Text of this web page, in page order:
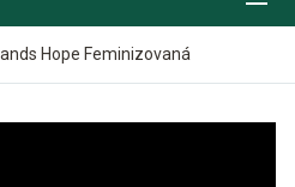
Hope Feminizovaná